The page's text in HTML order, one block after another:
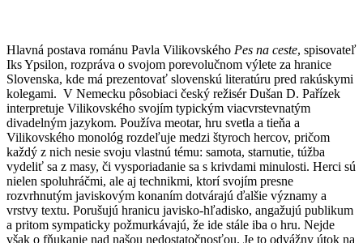
Hlavná postava románu Pavla Vilikovského Pes na ceste, spisovateľ
Iks Ypsilon, rozpráva o svojom porevolučnom výlete za hranice
Slovenska, kde má prezentovať slovenskú literatúru pred rakúskymi
kolegami. V Nemecku pôsobiaci český režisér Dušan D. Pařízek
interpretuje Vilikovského svojím typickým viacvrstevnatým
divadelným jazykom. Používa meotar, hru svetla a tieňa a
Vilikovského monológ rozdeľuje medzi štyroch hercov, pričom
každý z nich nesie svoju vlastnú tému: samota, starnutie, túžba
vydeliť sa z masy, či vysporiadanie sa s krivdami minulosti. Herci sú
nielen spoluhráčmi, ale aj technikmi, ktorí svojím presne
rozvrhnutým javiskovým konaním dotvárajú ďalšie významy a
vrstvy textu. Porušujú hranicu javisko-hľadisko, angažujú publikum
a pritom sympaticky požmurkávajú, že ide stále iba o hru. Nejde
však o fňukanie nad našou nedostatočnosťou. Je to odvážny útok na